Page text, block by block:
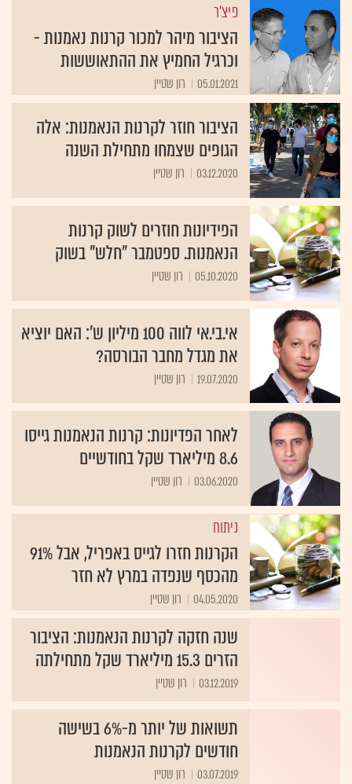
פיצ'ר
הציבור מיהר למכור קרנות נאמנות -
וכרגיל החמיץ את ההתאוששות
05.01.2021 רון שטיין
הציבור חוזר לקרנות הנאמנות: אלה
הגופים שצמחו מתחילת השנה
03.12.2020 רון שטיין
הפידיונות חוזרים לשוק קרנות
הנאמנות. ספטמבר "חלש" בשוק
05.10.2020 רון שטיין
אי.בי.אי לווה 100 מיליון ש': האם יוציא
את מגדל מחבר הבורסה?
19.07.2020 רון שטיין
לאחר הפדיונות: קרנות הנאמנות גייסו
8.6 מיליארד שקל בחודשיים
03.06.2020 רון שטיין
ניתוח
הקרנות חזרו לגייס באפריל, אבל 91%
מהכסף שנפדה במרץ לא חזר
04.05.2020 רון שטיין
שנה חזקה לקרנות הנאמנות: הציבור
הזרים 15.3 מיליארד שקל מתחילתה
03.12.2019 רון שטיין
תשואות של יותר מ-6% בשישה
חודשים לקרנות הנאמנות
03.07.2019 רון שטיין